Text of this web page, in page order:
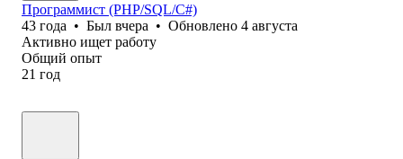
Программист (PHP/SQL/C#)
43 года • Был вчера • Обновлено 4 августа
Активно ищет работу
Общий опыт
21 год